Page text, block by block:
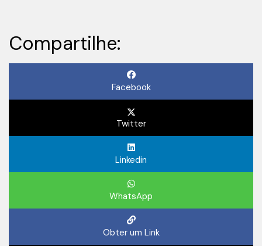
Compartilhe:
Facebook
Twitter
Linkedin
WhatsApp
Obter um Link